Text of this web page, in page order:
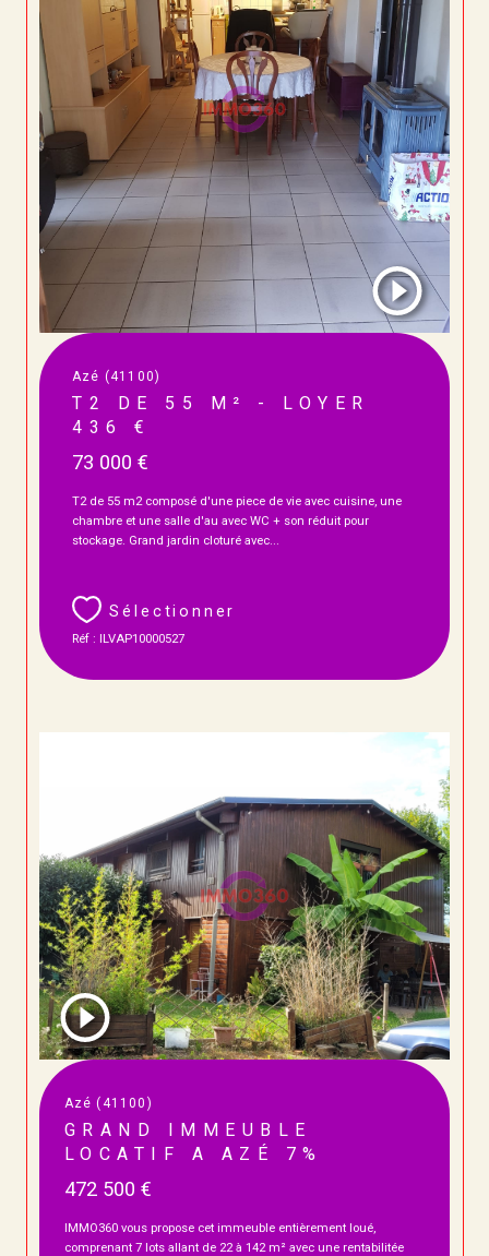
Azé (41100)
T2 DE 55 M² - LOYER
436 €
73 000 €
T2 de 55 m2 composé d'une piece de vie avec cuisine, une
chambre et une salle d'au avec WC + son réduit pour
stockage. Grand jardin cloturé avec...
Sélectionner
Réf : ILVAP10000527
Azé (41100)
GRAND IMMEUBLE
LOCATIF A AZÉ 7%
472 500 €
IMMO360 vous propose cet immeuble entièrement loué,
comprenant 7 lots allant de 22 à 142 m² avec une rentabilitée